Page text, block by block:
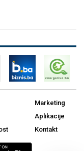
Marketing
Aplikacije
Kontakt